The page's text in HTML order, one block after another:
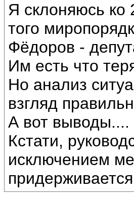
Я склоняюсь ко
того
Фёдоров -
Им есть что
Но анализ
взгляд
А вот выводы....
Кстати,
исключением